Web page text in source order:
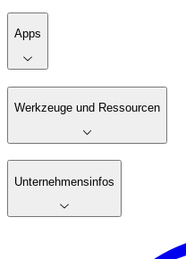
Apps
Werkzeuge und Ressourcen
Unternehmensinfos